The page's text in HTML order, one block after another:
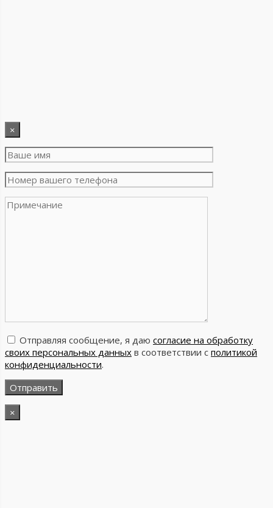
×
Отправляя сообщение, я даю согласие на обработку
своих персональных данных в соответствии с политикой
конфиденциальности.
×